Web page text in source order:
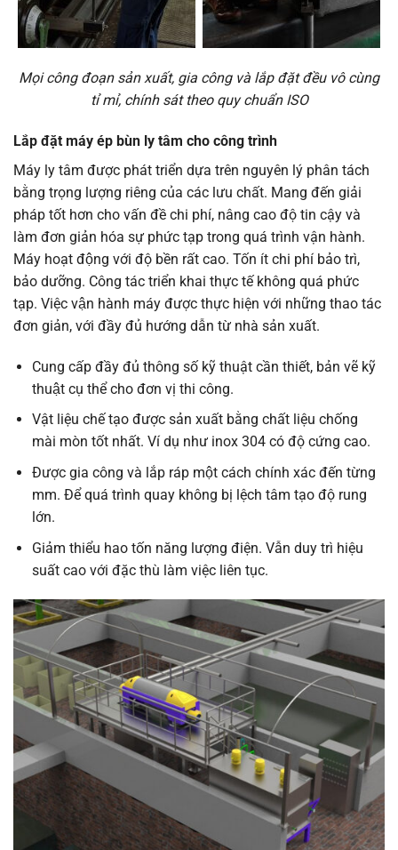
Mọi công đoạn sản xuất, gia công và lắp đặt đều vô cùng
tỉ mỉ, chính sát theo quy chuẩn ISO
Lắp đặt máy ép bùn ly tâm cho công trình
Máy ly tâm được phát triển dựa trên nguyên lý phân tách
bằng trọng lượng riêng của các lưu chất. Mang đến giải
pháp tốt hơn cho vấn đề chi phí, nâng cao độ tin cậy và
làm đơn giản hóa sự phức tạp trong quá trình vận hành.
Máy hoạt động với độ bền rất cao. Tốn ít chi phí bảo trì,
bảo dưỡng. Công tác triển khai thực tế không quá phức
tạp. Việc vận hành máy được thực hiện với những thao tác
đơn giản, với đầy đủ hướng dẫn từ nhà sản xuất.
Cung cấp đầy đủ thông số kỹ thuật cần thiết, bản vẽ kỹ
thuật cụ thể cho đơn vị thi công.
Vật liệu chế tạo được sản xuất bằng chất liệu chống
mài mòn tốt nhất. Ví dụ như inox 304 có độ cứng cao.
Được gia công và lắp ráp một cách chính xác đến từng
mm. Để quá trình quay không bị lệch tâm tạo độ rung
lớn.
Giảm thiểu hao tốn năng lượng điện. Vẫn duy trì hiệu
suất cao với đặc thù làm việc liên tục.